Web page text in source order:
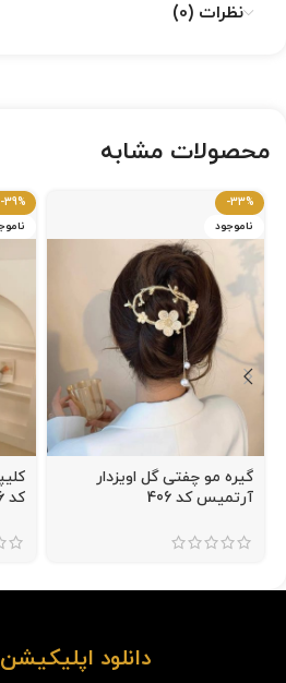
نظرات (0)
محصولات مشابه
-33%
ناموجود
گیره مو چفتی گل اویزدار
آرتمیس کد 406
-39%
کد 416
دانلود